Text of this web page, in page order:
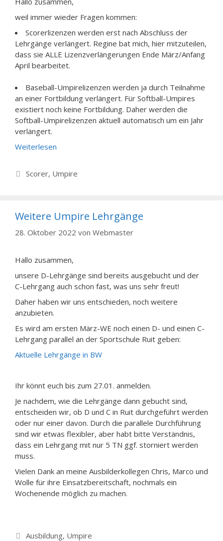
weil immer wieder Fragen kommen:
Scorerlizenzen werden erst nach Abschluss der
Lehrgänge verlängert. Regine bat mich, hier mitzuteilen,
dass sie ALLE Lizenzverlängerungen Ende März/Anfang
April bearbeitet.
Baseball-Umpirelizenzen werden ja durch Teilnahme
an einer Fortbildung verlängert. Für Softball-Umpires
existiert noch keine Fortbildung. Daher werden die
Softball-Umpirelizenzen aktuell automatisch um ein Jahr
verlängert.
Weiterlesen
Kategorien
Scorer, Umpire
Weitere Umpire Lehrgänge
28. Oktober 2022 von Webmaster
Hallo zusammen,
unsere D-Lehrgänge sind bereits ausgebucht und der
C-Lehrgang auch schon fast, was uns sehr freut!
Daher haben wir uns entschieden, noch weitere
anzubieten.
Es wird am ersten März-WE noch einen D- und einen C-
Lehrgang parallel an der Sportschule Ruit geben:
Aktuelle Lehrgänge in BW
Ihr könnt euch bis zum 27.01. anmelden.
Je nachdem, wie die Lehrgänge dann gebucht sind,
entscheiden wir, ob D und C in Ruit durchgeführt werden
oder nur einer davon. Durch die parallele Durchführung
sind wir etwas flexibler, aber habt bitte Verständnis,
dass ein Lehrgang mit nur 5 TN ggf. storniert werden
muss.
Vielen Dank an meine Ausbilderkollegen Chris, Marco und
Wolle für ihre Einsatzbereitschaft, nochmals ein
Wochenende möglich zu machen.
Kategorien
Ausbildung, Umpire